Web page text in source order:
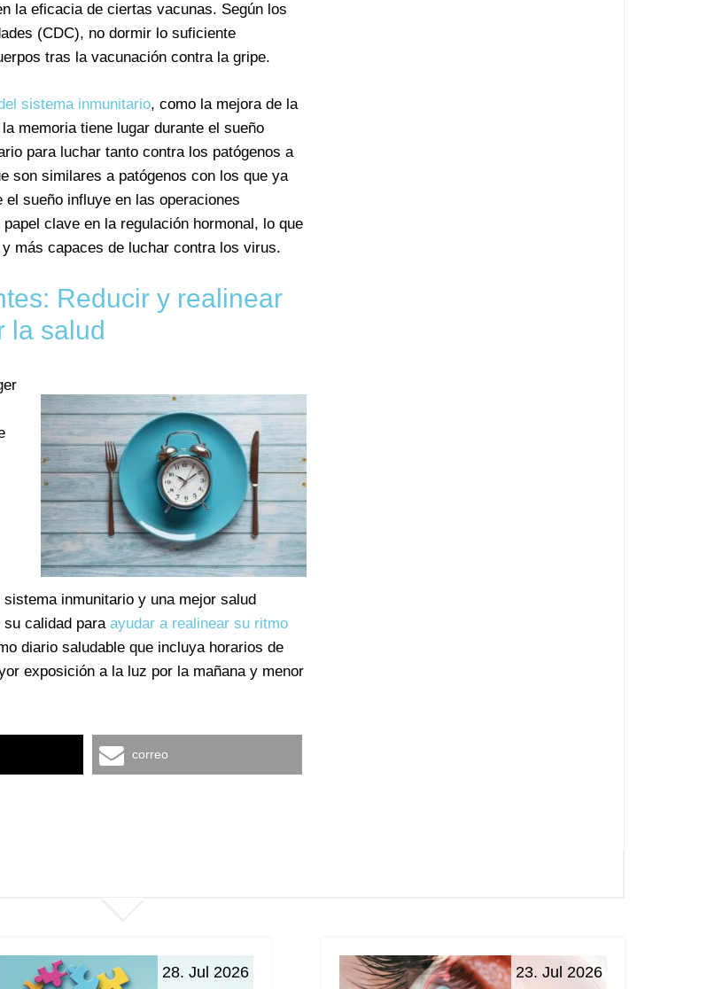
la eficacia de ciertas vacunas. Según los
(CDC), no dormir lo suficiente
tras la vacunación contra la gripe.
sistema inmunitario, como la mejora de la
memoria tiene lugar durante el sueño
para luchar tanto contra los patógenos a
son similares a patógenos con los que ya
sueño influye en las operaciones
clave en la regulación hormonal, lo que
más capaces de luchar contra los virus.
Reducir y realinear
la salud
inmunitario y una mejor salud
su calidad para ayudar a realinear su ritmo
diario saludable que incluya horarios de
exposición a la luz por la mañana y menor
correo
28. Jul 2026 23. Jul 2026